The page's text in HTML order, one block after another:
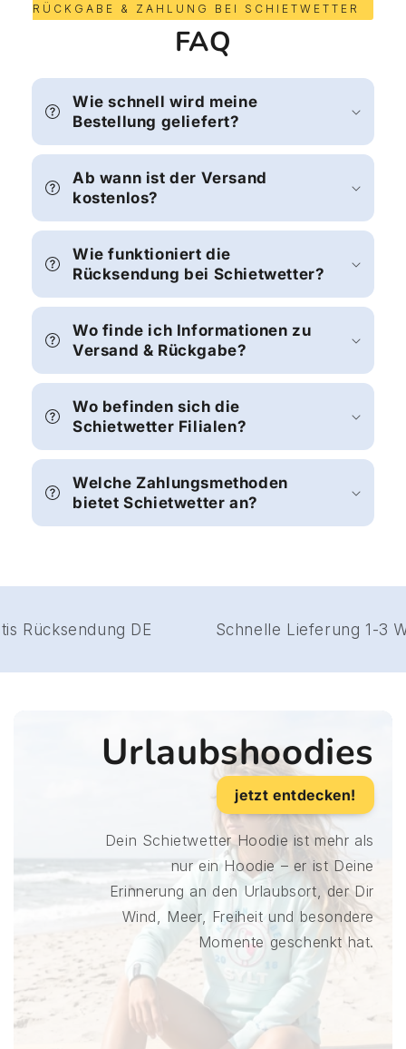
RÜCKGABE & ZAHLUNG BEI SCHIETWETTER
FAQ
Wie schnell wird meine
Bestellung geliefert?
Ab wann ist der Versand
kostenlos?
Wie funktioniert die
Rücksendung bei Schietwetter?
Wo finde ich Informationen zu
Versand & Rückgabe?
Wo befinden sich die
Schietwetter Filialen?
Welche Zahlungsmethoden
bietet Schietwetter an?
Schnelle Lieferung
Gratis Rücksendung DE
Urlaubshoodies
jetzt entdecken!
Dein Schietwetter Hoodie ist mehr als
nur ein Hoodie – er ist Deine
Erinnerung an den Urlaubsort, der Dir
Wind, Meer, Freiheit und besondere
Momente geschenkt hat.